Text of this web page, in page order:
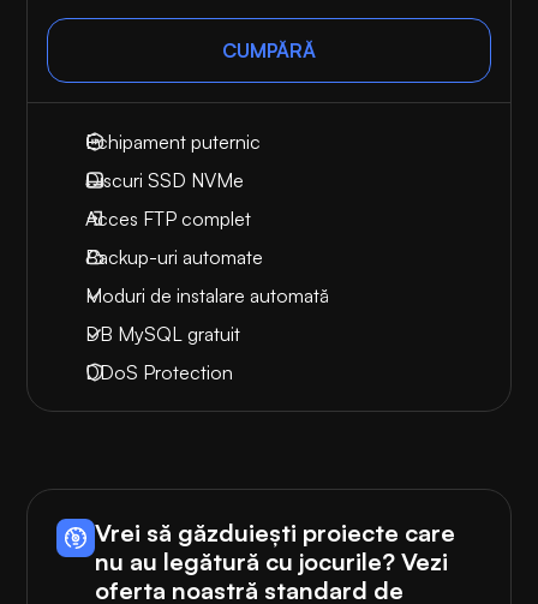
CUMPĂRĂ
Echipament puternic
Discuri SSD NVMe
Acces FTP complet
Backup-uri automate
Moduri de instalare automată
DB MySQL gratuit
DDoS Protection
Vrei să găzduiești proiecte care
nu au legătură cu jocurile? Vezi
oferta noastră standard de